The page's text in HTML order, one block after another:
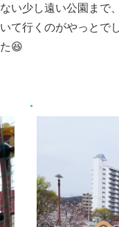
い少し遠い公園まで
て行くのがやっとで
😆